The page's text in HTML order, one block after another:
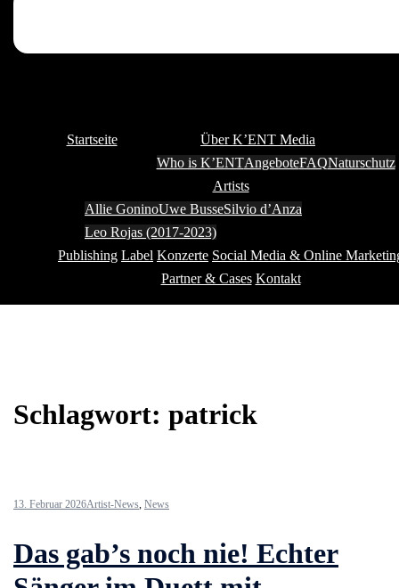
Startseite
Über K’ENT Media
Who is K’ENTAngeboteFAQNaturschutz
Artists
Allie GoninoUwe BusseSilvio d’Anza
Leo Rojas (2017-2023)
Publishing Label Konzerte Social Media & Online
Partner & Cases Kontakt
Schlagwort: patrick
13. Februar 2026Artist-News, News
Das gab’s noch nie! Echter